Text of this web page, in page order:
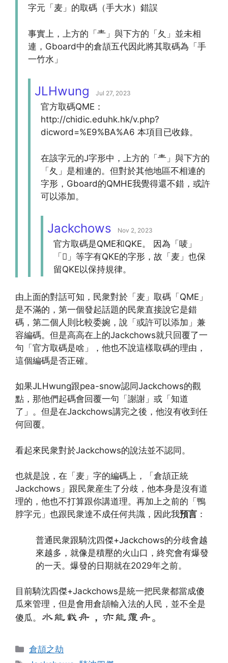
字元「麦」的取碼（手大水）錯誤
事實上，上方的「龶」與下方的「夂」並未相
連，Gboard中的倉頡五代因此將其取碼為「手
一竹水」
JLHwung Jul 27, 2023
官方取碼QME：
http://chidic.eduhk.hk/v.php?
dicword=%E9%BA%A6 本項目已收錄。
在該字元的J字形中，上方的「龶」與下方的
「夂」是相連的。但對於其他地區不相連的
字形，Gboard的QMHE我覺得還不錯，或許
可以添加。
Jackchows Nov 2, 2023
官方取碼是QME和QKE。 因為「唛」
「𨀱」等字有QKE的字形，故「麦」也保
留QKE以保持規律。
由上面的對話可知，民衆對於「麦」取碼「QME」
是不滿的，第一個發起話題的民衆直接說它是錯
碼，第二個人則比較委婉，說「或許可以添加」兼
容編碼。但是高高在上的Jackchows就只回覆了一
句「官方取碼是啥」，他也不說這樣取碼的理由，
這個編碼是否正確。
如果JLHwung跟pea-snow認同Jackchows的觀
點，那他們起碼會回覆一句「謝謝」或「知道
了」。但是在Jackchows講完之後，他沒有收到任
何回覆。
看起來民衆對於Jackchows的說法並不認同。
也就是說，在「麦」字的編碼上，「倉頡正統
Jackchows」跟民衆産生了分歧，他本身是沒有道
理的，他也不打算跟你講道理。再加上之前的「鴨
脖字元」也跟民衆達不成任何共識，因此我預言 ：
普通民衆跟騎沈四傑+Jackchows的分歧會越
來越多，就像是積壓的火山口，終究會有爆發
的一天。爆發的日期就在2029年之前。
目前騎沈四傑+Jackchows是統一把民衆都當成傻
瓜來管理，但是會用倉頡輸入法的人民，並不全是
傻瓜。 水能載舟，亦能覆舟。
Categories
倉頡之劫